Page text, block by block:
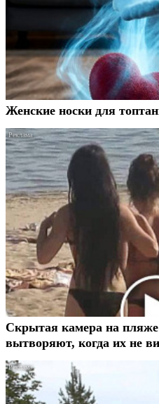
Женские носки для
Скрытая камера на
вытворяют, когда их не